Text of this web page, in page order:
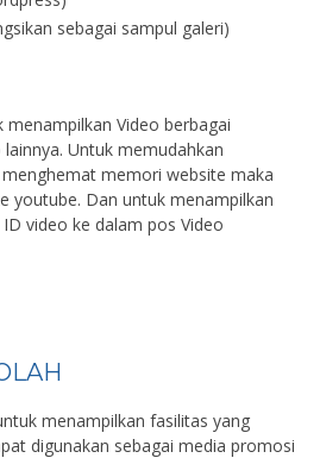
sebagai sampul galeri)
menampilkan Video berbagai
Untuk memudahkan
memori website maka
youtube. Dan untuk menampilkan
video ke dalam pos Video
menampilkan fasilitas yang
digunakan sebagai media promosi